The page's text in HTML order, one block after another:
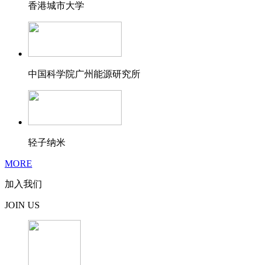
香港城市大学
中国科学院广州能源研究所
轻子纳米
MORE
加入我们
JOIN US